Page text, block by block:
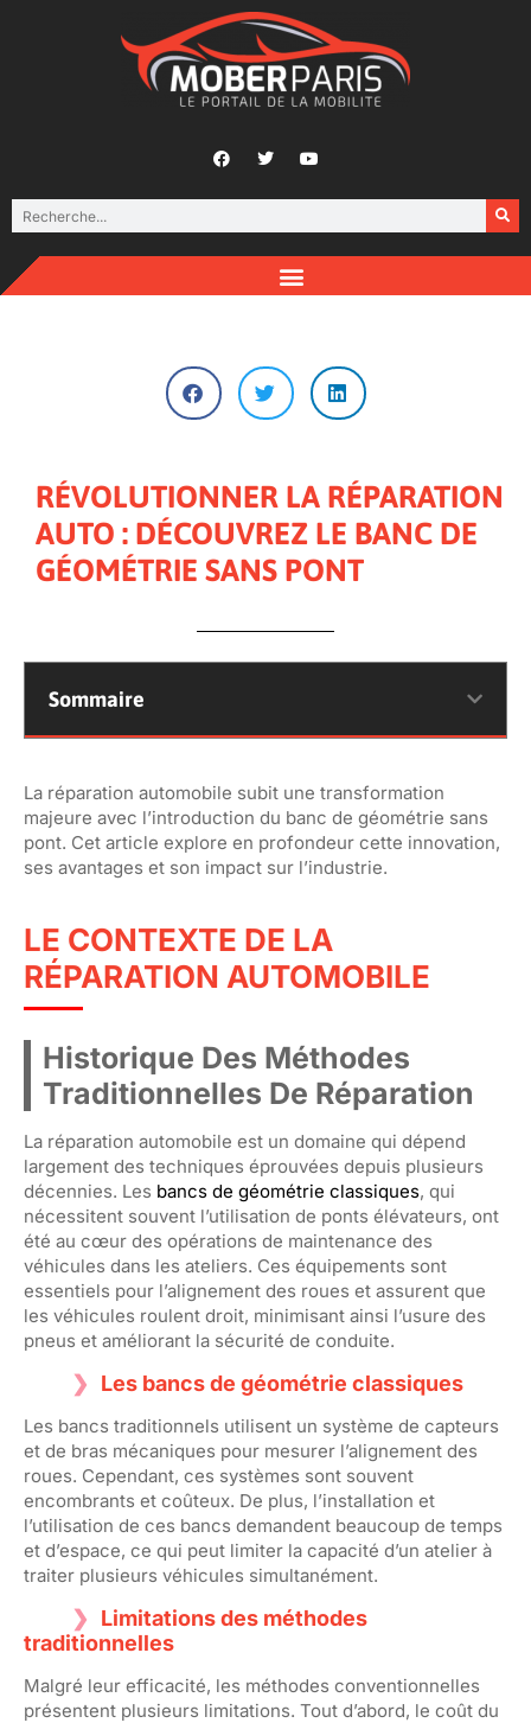
RÉVOLUTIONNER LA RÉPARATION
AUTO : DÉCOUVREZ LE BANC DE
GÉOMÉTRIE SANS PONT
Sommaire
La réparation automobile subit une transformation
majeure avec l’introduction du banc de géométrie sans
pont. Cet article explore en profondeur cette innovation,
ses avantages et son impact sur l’industrie.
LE CONTEXTE DE LA
RÉPARATION AUTOMOBILE
Historique Des Méthodes
Traditionnelles De Réparation
La réparation automobile est un domaine qui dépend
largement des techniques éprouvées depuis plusieurs
décennies. Les bancs de géométrie classiques, qui
nécessitent souvent l’utilisation de ponts élévateurs, ont
été au cœur des opérations de maintenance des
véhicules dans les ateliers. Ces équipements sont
essentiels pour l’alignement des roues et assurent que
les véhicules roulent droit, minimisant ainsi l’usure des
pneus et améliorant la sécurité de conduite.
Les bancs de géométrie classiques
Les bancs traditionnels utilisent un système de capteurs
et de bras mécaniques pour mesurer l’alignement des
roues. Cependant, ces systèmes sont souvent
encombrants et coûteux. De plus, l’installation et
l’utilisation de ces bancs demandent beaucoup de temps
et d’espace, ce qui peut limiter la capacité d’un atelier à
traiter plusieurs véhicules simultanément.
Limitations des méthodes
traditionnelles
Malgré leur efficacité, les méthodes conventionnelles
présentent plusieurs limitations. Tout d’abord, le coût du